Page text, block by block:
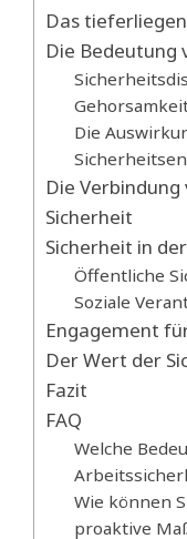
Das
Die Bedeutung
Die
Die
Sicherheit
Sicherheit in
Öffentliche
Soziale
Engagement
Der Wert der
Fazit
FAQ
Welche
Wie können
proaktive